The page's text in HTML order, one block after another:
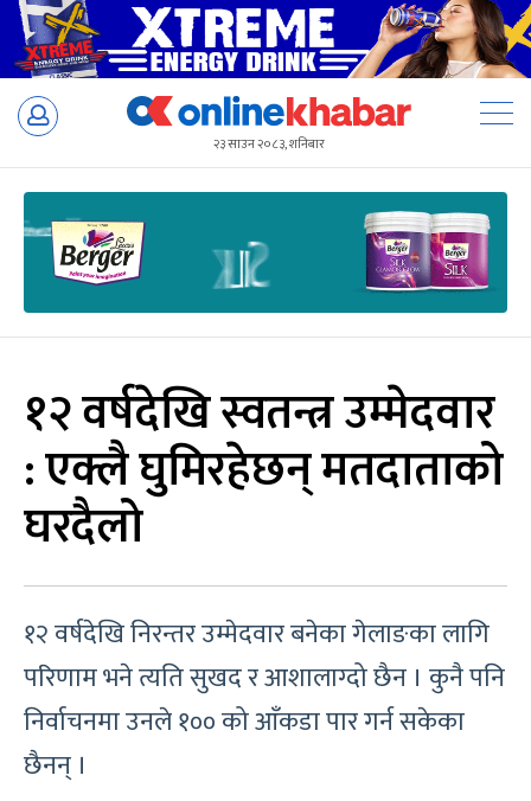
Skip
२३ साउन २०८३, शनिबार
१२ वर्षदेखि स्वतन्त्र उम्मेदवार
: एक्लै घुमिरहेछन् मतदाताको
घरदैलो
१२ वर्षदेखि निरन्तर उम्मेदवार बनेका गेलाङका लागि
परिणाम भने त्यति सुखद र आशालाग्दो छैन । कुनै पनि
निर्वाचनमा उनले १०० को आँकडा पार गर्न सकेका
छैनन् ।